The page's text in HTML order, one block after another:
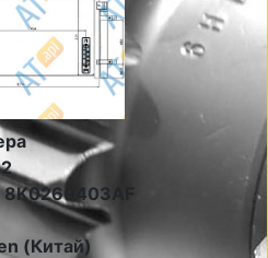
8K0260403AF
(Китай)